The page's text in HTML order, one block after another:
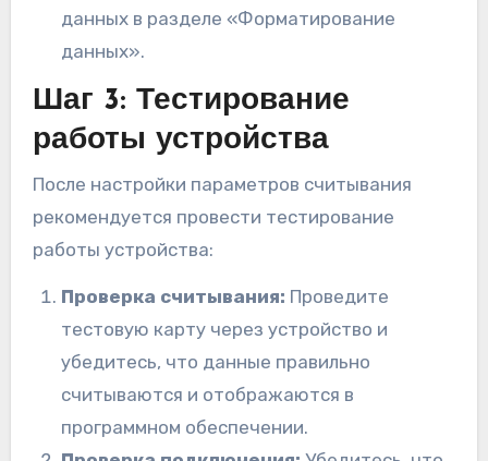
данных в разделе «Форматирование
данных».
Шаг 3: Тестирование
работы устройства
После настройки параметров считывания
рекомендуется провести тестирование
работы устройства:
Проверка считывания: Проведите
тестовую карту через устройство и
убедитесь, что данные правильно
считываются и отображаются в
программном обеспечении.